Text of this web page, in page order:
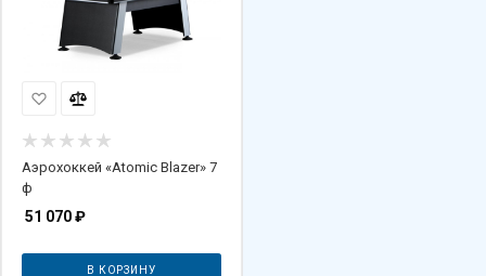
Аэрохоккей «Atomic Blazer» 7
ф
51 070₽
В КОРЗИНУ